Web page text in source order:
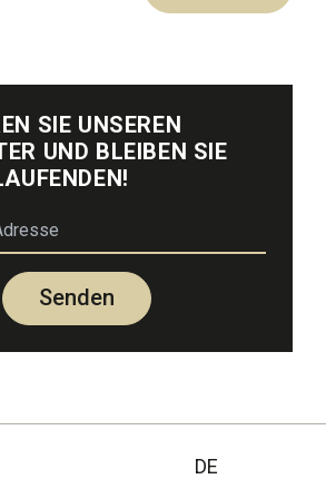
SIE UNSEREN
UND BLEIBEN SIE
Senden
DE